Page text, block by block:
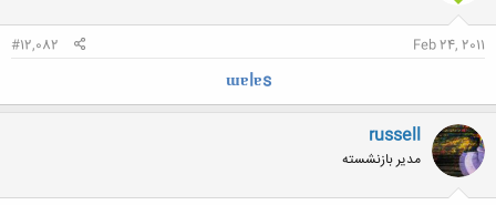
Feb 24, 2011
#12,082
ɯɐlɐs
russell
مدیر بازنشسته